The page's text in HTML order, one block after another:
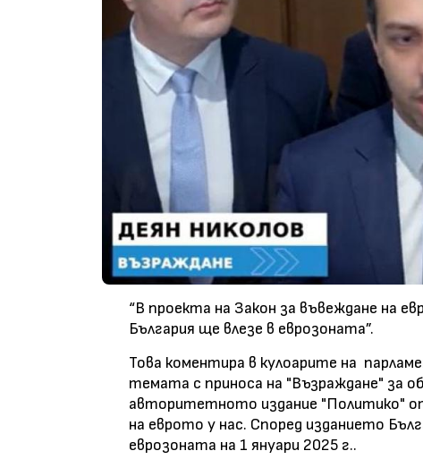
“В проекта на Закон за въвеждане на
България ще влезе в еврозоната”.
Това коментира в кулоарите на
темата с приноса на "Възраждане" за
авторитетното издание "Политико"
на еврото у нас. Според изданието
еврозоната на 1 януари 2025 г..